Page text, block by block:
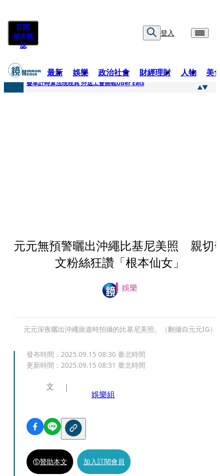
訂閱
紙本雜
誌
登入
最新 娛樂 政治社會 財經理財 人物 美
快訊
疊單計時算法現歧異 外送工會開戰Uber Eats
元元無預警曬出沖繩比基尼美照 親切
文粉絲狂讚「根本仙女」
娛樂
元元深夜曬出沖繩旅遊時拍攝的比基尼美照。（翻攝自元元IG）
發布時間： 2025.09.15 08:30 臺北時間
更新時間： 2025.09.15 08:31 臺北時間
文
娛樂組
贊助本文 加入訂閱會員